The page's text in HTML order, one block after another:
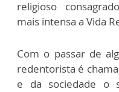
religioso
mais intensa a Vida
Com o passar de
redentorista é
e da sociedade o